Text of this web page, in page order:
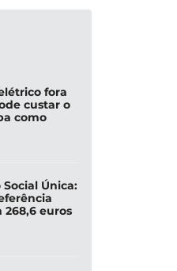
fora
custar o
como
Social Única:
euros